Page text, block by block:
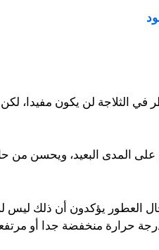
في الثلاجة لن يكون مفيدا،
المدى البعيد، ويحسن من
العطور يؤكدون أن ذلك
حرارة منخفضة جدا أو